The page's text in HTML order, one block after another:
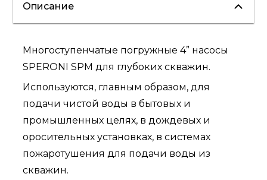
Описание
Многоступенчатые погружные 4” насосы
SPERONI SPM для глубоких скважин.
Используются, главным образом, для
подачи чистой воды в бытовых и
промышленных целях, в дождевых и
оросительных установках, в системах
пожаротушения для подачи воды из
скважин.